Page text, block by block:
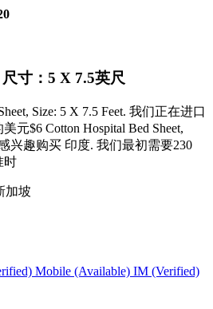
寸：5 X 7.5英尺
Size: 5 X 7.5 Feet. 我们正在进口
元$6 Cotton Hospital Bed Sheet,
兴趣购买 印度. 我们最初需要230
时
Mobile (Available) IM (Verified)